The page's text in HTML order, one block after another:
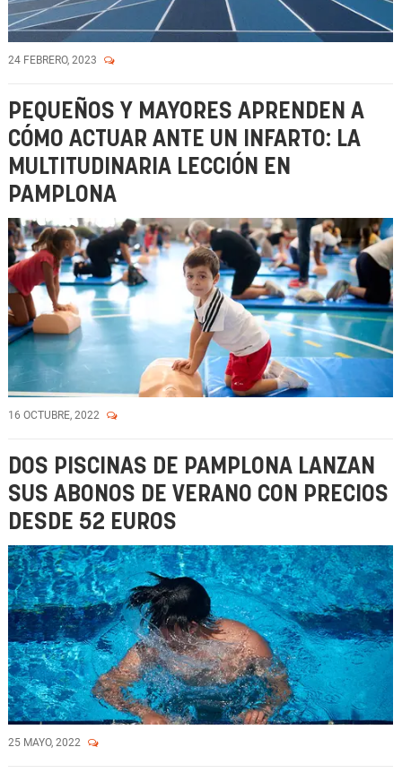
24 FEBRERO, 2023
PEQUEÑOS Y MAYORES APRENDEN A
CÓMO ACTUAR ANTE UN INFARTO: LA
MULTITUDINARIA LECCIÓN EN
PAMPLONA
16 OCTUBRE, 2022
DOS PISCINAS DE PAMPLONA LANZAN
SUS ABONOS DE VERANO CON PRECIOS
DESDE 52 EUROS
25 MAYO, 2022